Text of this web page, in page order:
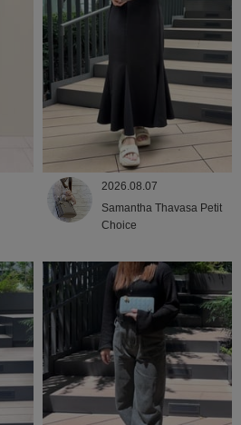
2026.08.07
Samantha Thavasa Petit
Choice